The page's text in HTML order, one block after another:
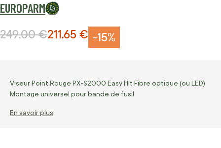
EUROPARM
-15%
Prix Spécial
211,65 €
Prix normal
249,00 €
Viseur Point Rouge PX-S2000 Easy Hit Fibre optique (ou LED)
Montage universel pour bande de fusil
En savoir plus